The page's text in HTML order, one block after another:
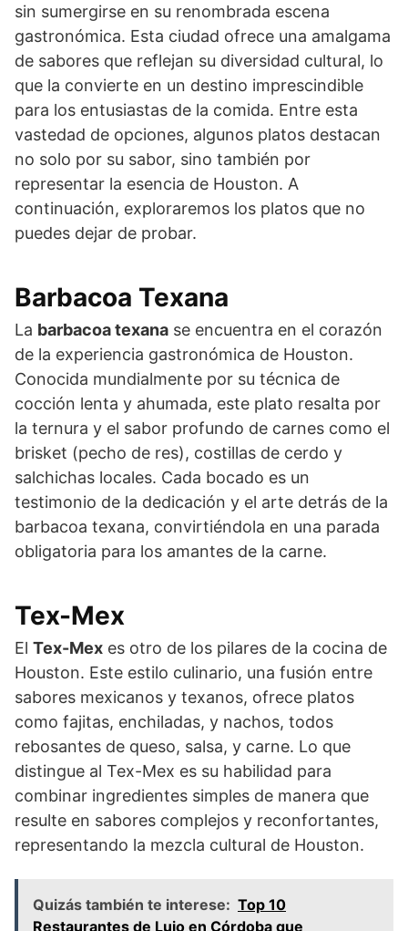
sin sumergirse en su renombrada escena
gastronómica. Esta ciudad ofrece una amalgama
de sabores que reflejan su diversidad cultural, lo
que la convierte en un destino imprescindible
para los entusiastas de la comida. Entre esta
vastedad de opciones, algunos platos destacan
no solo por su sabor, sino también por
representar la esencia de Houston. A
continuación, exploraremos los platos que no
puedes dejar de probar.
Barbacoa Texana
La barbacoa texana se encuentra en el corazón
de la experiencia gastronómica de Houston.
Conocida mundialmente por su técnica de
cocción lenta y ahumada, este plato resalta por
la ternura y el sabor profundo de carnes como el
brisket (pecho de res), costillas de cerdo y
salchichas locales. Cada bocado es un
testimonio de la dedicación y el arte detrás de la
barbacoa texana, convirtiéndola en una parada
obligatoria para los amantes de la carne.
Tex-Mex
El Tex-Mex es otro de los pilares de la cocina de
Houston. Este estilo culinario, una fusión entre
sabores mexicanos y texanos, ofrece platos
como fajitas, enchiladas, y nachos, todos
rebosantes de queso, salsa, y carne. Lo que
distingue al Tex-Mex es su habilidad para
combinar ingredientes simples de manera que
resulte en sabores complejos y reconfortantes,
representando la mezcla cultural de Houston.
Quizás también te interese: Top 10
Restaurantes de Lujo en Córdoba que